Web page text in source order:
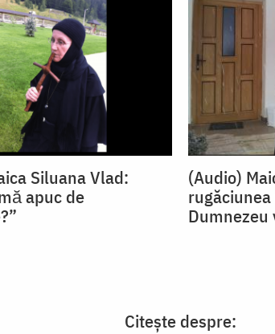
Siluana Vlad:
apuc de
(Audio)
Citește despre: